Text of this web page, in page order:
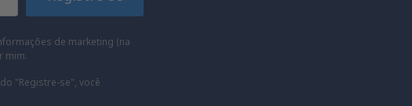
de marketing (na
mim.
"Registre-se", você